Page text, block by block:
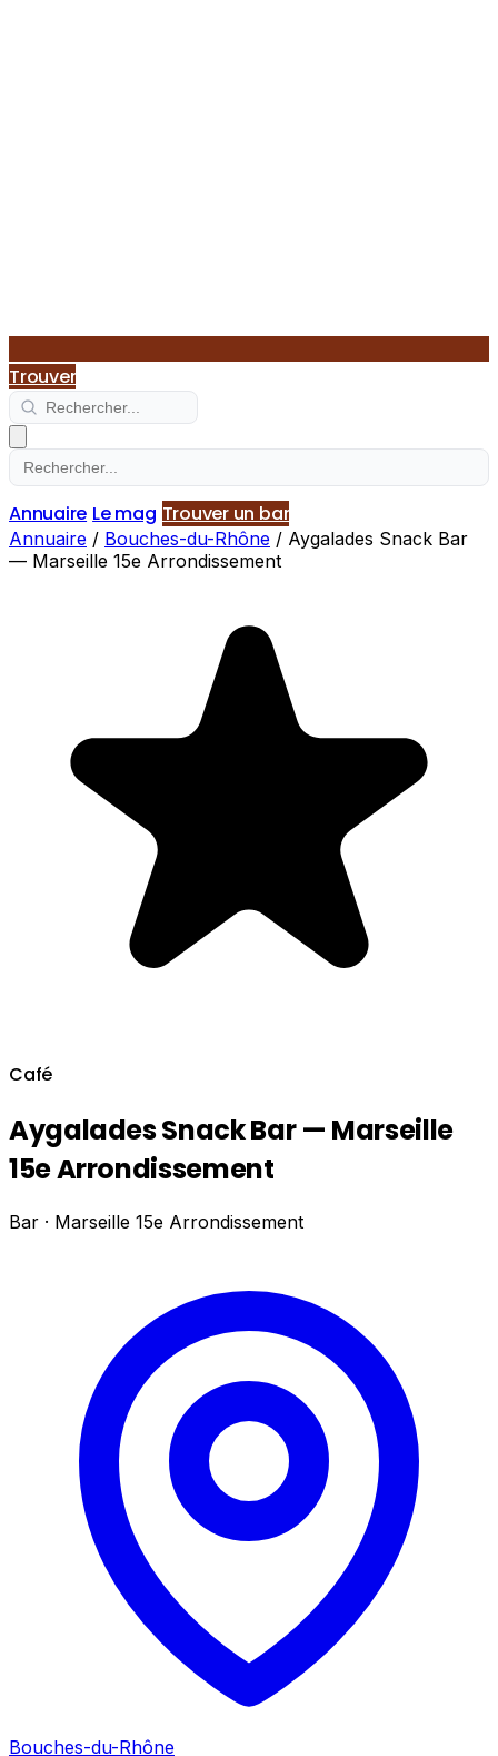
Trouver
Annuaire Le mag Trouver un bar
Annuaire / Bouches-du-Rhône / Aygalades Snack Bar
— Marseille 15e Arrondissement
Café
Aygalades Snack Bar — Marseille
15e Arrondissement
Bar · Marseille 15e Arrondissement
Bouches-du-Rhône